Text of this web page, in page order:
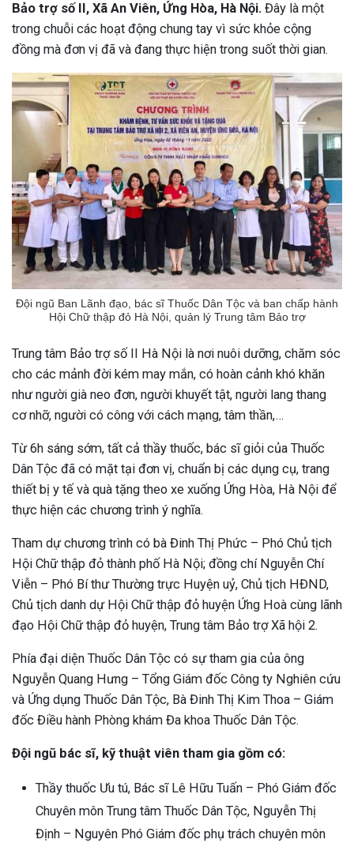
Bảo trợ số II, Xã An Viên, Ứng Hòa, Hà Nội. Đây là một
trong chuỗi các hoạt động chung tay vì sức khỏe cộng
đồng mà đơn vị đã và đang thực hiện trong suốt thời gian.
Đội ngũ Ban Lãnh đạo, bác sĩ Thuốc Dân Tộc và ban chấp hành
Hội Chữ thập đỏ Hà Nội, quản lý Trung tâm Bảo trợ
Trung tâm Bảo trợ số II Hà Nội là nơi nuôi dưỡng, chăm sóc
cho các mảnh đời kém may mắn, có hoàn cảnh khó khăn
như người già neo đơn, người khuyết tật, người lang thang
cơ nhỡ, người có công với cách mạng, tâm thần,…
Từ 6h sáng sớm, tất cả thầy thuốc, bác sĩ giỏi của Thuốc
Dân Tộc đã có mặt tại đơn vị, chuẩn bị các dụng cụ, trang
thiết bị y tế và quà tặng theo xe xuống Ứng Hòa, Hà Nội để
thực hiện các chương trình ý nghĩa.
Tham dự chương trình có bà Đinh Thị Phức – Phó Chủ tịch
Hội Chữ thập đỏ thành phố Hà Nội; đồng chí Nguyễn Chí
Viễn – Phó Bí thư Thường trực Huyện uỷ, Chủ tịch HĐND,
Chủ tịch danh dự Hội Chữ thập đỏ huyện Ứng Hoà cùng lãnh
đạo Hội Chữ thập đỏ huyện, Trung tâm Bảo trợ Xã hội 2.
Phía đại diện Thuốc Dân Tộc có sự tham gia của ông
Nguyễn Quang Hưng – Tổng Giám đốc Công ty Nghiên cứu
và Ứng dụng Thuốc Dân Tộc, Bà Đinh Thị Kim Thoa – Giám
đốc Điều hành Phòng khám Đa khoa Thuốc Dân Tộc.
Đội ngũ bác sĩ, kỹ thuật viên tham gia gồm có:
Thầy thuốc Ưu tú, Bác sĩ Lê Hữu Tuấn – Phó Giám đốc
Chuyên môn Trung tâm Thuốc Dân Tộc, Nguyễn Thị
Định – Nguyên Phó Giám đốc phụ trách chuyên môn